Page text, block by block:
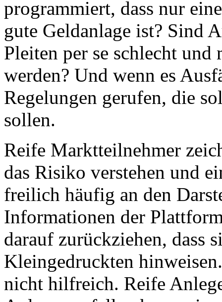
programmiert, dass nur
gute Geldanlage ist? Sind
Pleiten per se schlecht und
werden? Und wenn es
Regelungen gerufen, die
sollen.
Reife Marktteilnehmer
das Risiko verstehen und
freilich häufig an den
Informationen der
darauf zurückziehen, dass
Kleingedruckten
nicht hilfreich. Reife